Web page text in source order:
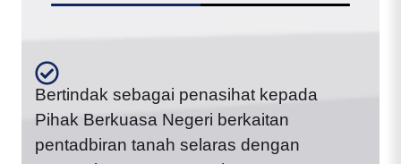
Bertindak sebagai penasihat kepada
Pihak Berkuasa Negeri berkaitan
pentadbiran tanah selaras dengan